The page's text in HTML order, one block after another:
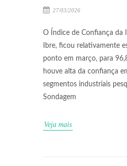
27/03/2026
O Índice de Confiança da
Ibre, ficou relativamente
ponto em março, para
houve alta da confiança
segmentos industriais
Sondagem
Veja mais